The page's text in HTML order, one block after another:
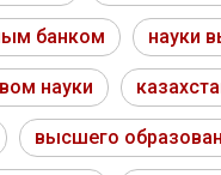
банком науки
науки
высшего